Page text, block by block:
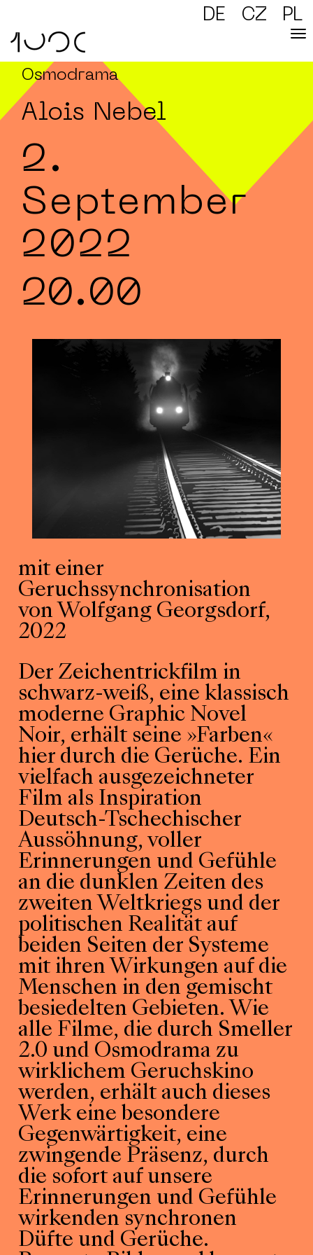
DE CZ PL
Osmodrama
Alois Nebel
2.
September
2022
20.00
mit einer
Geruchssynchronisation
von Wolfgang Georgsdorf,
2022
Der Zeichentrickfilm in
schwarz-weiß, eine klassisch
moderne Graphic Novel
Noir, erhält seine »Farben«
hier durch die Gerüche. Ein
vielfach ausgezeichneter
Film als Inspiration
Deutsch-Tschechischer
Aussöhnung, voller
Erinnerungen und Gefühle
an die dunklen Zeiten des
zweiten Weltkriegs und der
politischen Realität auf
beiden Seiten der Systeme
mit ihren Wirkungen auf die
Menschen in den gemischt
besiedelten Gebieten. Wie
alle Filme, die durch Smeller
2.0 und Osmodrama zu
wirklichem Geruchskino
werden, erhält auch dieses
Werk eine besondere
Gegenwärtigkeit, eine
zwingende Präsenz, durch
die sofort auf unsere
Erinnerungen und Gefühle
wirkenden synchronen
Düfte und Gerüche.